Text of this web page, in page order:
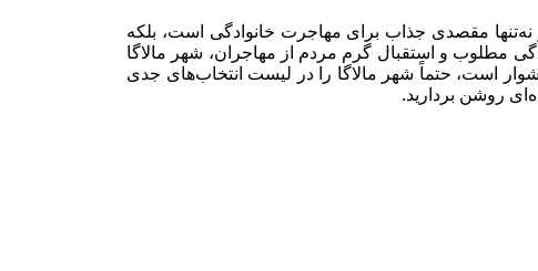
نه‌تنها مقصدی جذاب برای مهاجرت خانوادگی است، بلکه
مطلوب و استقبال گرم مردم از مهاجران، شهر مالاگا
است، حتماً شهر مالاگا را در لیست انتخاب‌های جدی
روشن بردارید.